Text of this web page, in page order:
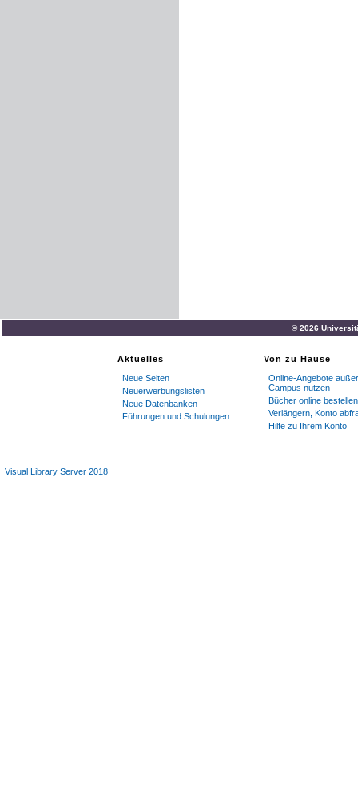
© 2026
Aktuelles
Neue Seiten
Neuerwerbungslisten
Neue Datenbanken
Führungen und Schulungen
Von zu Hause
Online-Angebote
Campus nutzen
Bücher online bestellen
Verlängern, Konto
Hilfe zu Ihrem Konto
Visual Library Server 2018